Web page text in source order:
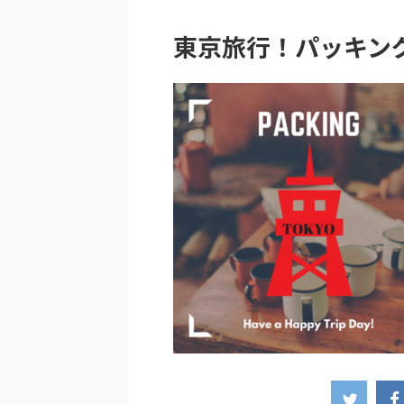
東京旅行！パッキン